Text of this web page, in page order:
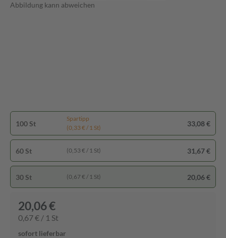
Abbildung kann abweichen
100 St
Spartipp
(0,33 € / 1 St)
33,08 €
60 St (0,53 € / 1 St) 31,67 €
30 St (0,67 € / 1 St) 20,06 €
20,06 €
0,67 € / 1 St
sofort lieferbar